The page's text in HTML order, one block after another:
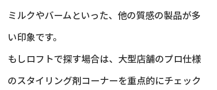
ミルクやバームといった、他の質感の製品が多
い印象です。
もしロフトで探す場合は、大型店舗のプロ仕様
のスタイリング剤コーナーを重点的にチェック